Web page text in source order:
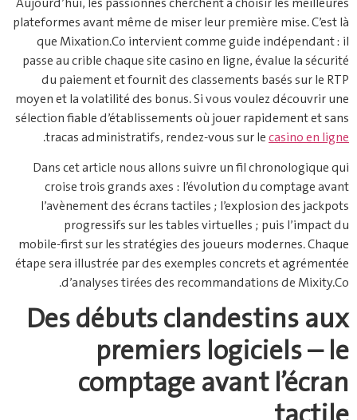
plateformes avant même de miser leur première mise. C’est là
que Mixation.Co intervient comme guide indépendant : il
passe au crible chaque site casino en ligne, évalue la sécurité
du paiement et fournit des classements basés sur le RTP
moyen et la volatilité des bonus. Si vous voulez découvrir une
sélection fiable d’établissements où jouer rapidement et sans
tracas administratifs, rendez‑vous sur lecasino en ligne
.
Dans cet article nous allons suivre un fil chronologique qui
croise trois grands axes : l’évolution du comptage avant
l’avènement des écrans tactiles ; l’explosion des jackpots
progressifs sur les tables virtuelles ; puis l’impact du
mobile‑first sur les stratégies des joueurs modernes. Chaque
étape sera illustrée par des exemples concrets et agrémentée
d’analyses tirées des recommandations de Mixity.Co.
Des débuts clandestins aux
premiers logiciels – le
comptage avant l’écran